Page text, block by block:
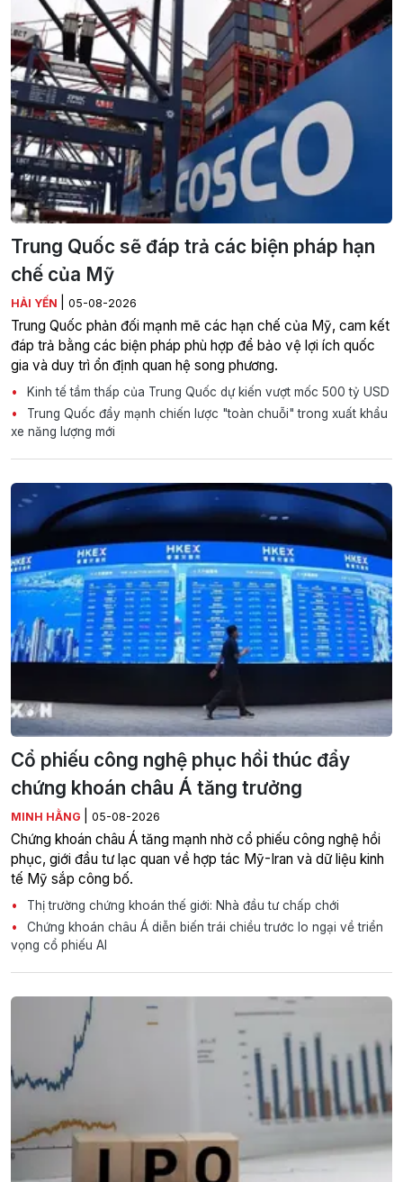
Trung Quốc sẽ đáp trả các biện pháp hạn
chế của Mỹ
HẢI YẾN 05-08-2026
Trung Quốc phản đối mạnh mẽ các hạn chế của Mỹ, cam kết
đáp trả bằng các biện pháp phù hợp để bảo vệ lợi ích quốc
gia và duy trì ổn định quan hệ song phương.
Kinh tế tầm thấp của Trung Quốc dự kiến vượt mốc 500 tỷ USD
Trung Quốc đẩy mạnh chiến lược "toàn chuỗi" trong xuất khẩu
xe năng lượng mới
Cổ phiếu công nghệ phục hồi thúc đẩy
chứng khoán châu Á tăng trưởng
MINH HẰNG 05-08-2026
Chứng khoán châu Á tăng mạnh nhờ cổ phiếu công nghệ hồi
phục, giới đầu tư lạc quan về hợp tác Mỹ-Iran và dữ liệu kinh
tế Mỹ sắp công bố.
Thị trường chứng khoán thế giới: Nhà đầu tư chấp chới
Chứng khoán châu Á diễn biến trái chiều trước lo ngại về triển
vọng cổ phiếu AI